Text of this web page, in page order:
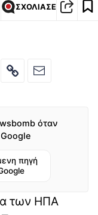
ΣΧΟΛΙΑΣΕ
όταν
Google
πηγή
των ΗΠΑ